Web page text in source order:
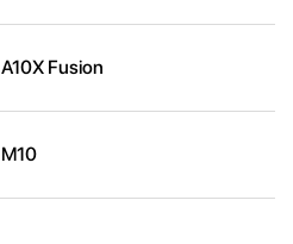
A10X Fusion
M10